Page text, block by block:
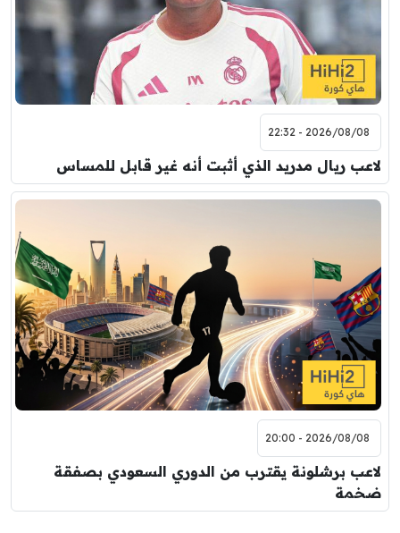
2026/08/08 - 22:32
لاعب ريال مدريد الذي أثبت أنه غير قابل للمساس
2026/08/08 - 20:00
لاعب برشلونة يقترب من الدوري السعودي بصفقة
ضخمة